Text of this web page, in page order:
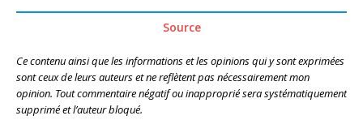
Source
Ce contenu ainsi que les informations et les opinions qui y sont exprimées
sont ceux de leurs auteurs et ne reflètent pas nécessairement mon
opinion. Tout commentaire négatif ou inapproprié sera systématiquement
supprimé et l’auteur bloqué.